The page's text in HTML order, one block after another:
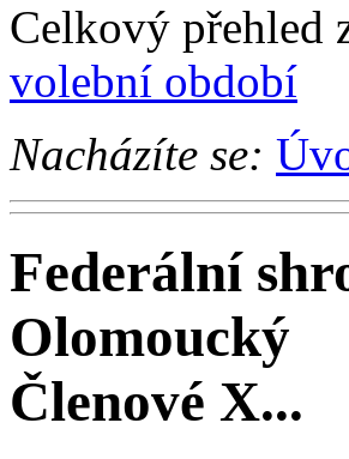
Celkový přehled
volební období
Nacházíte se:
Federální
Olomoucký
Členové X...